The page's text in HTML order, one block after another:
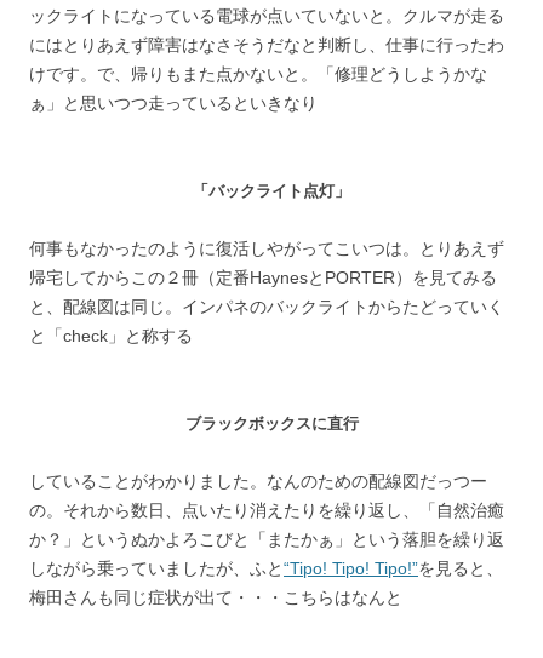
ックライトになっている電球が点いていないと。クルマが走る
にはとりあえず障害はなさそうだなと判断し、仕事に行ったわ
けです。で、帰りもまた点かないと。「修理どうしようかな
ぁ」と思いつつ走っているといきなり
「バックライト点灯」
何事もなかったのように復活しやがってこいつは。とりあえず
帰宅してからこの２冊（定番HaynesとPORTER）を見てみる
と、配線図は同じ。インパネのバックライトからたどっていく
と「check」と称する
ブラックボックスに直行
していることがわかりました。なんのための配線図だっつー
の。それから数日、点いたり消えたりを繰り返し、「自然治癒
か？」というぬかよろこびと「またかぁ」という落胆を繰り返
しながら乗っていましたが、ふと“Tipo! Tipo! Tipo!”を見ると、
梅田さんも同じ症状が出て・・・こちらはなんと